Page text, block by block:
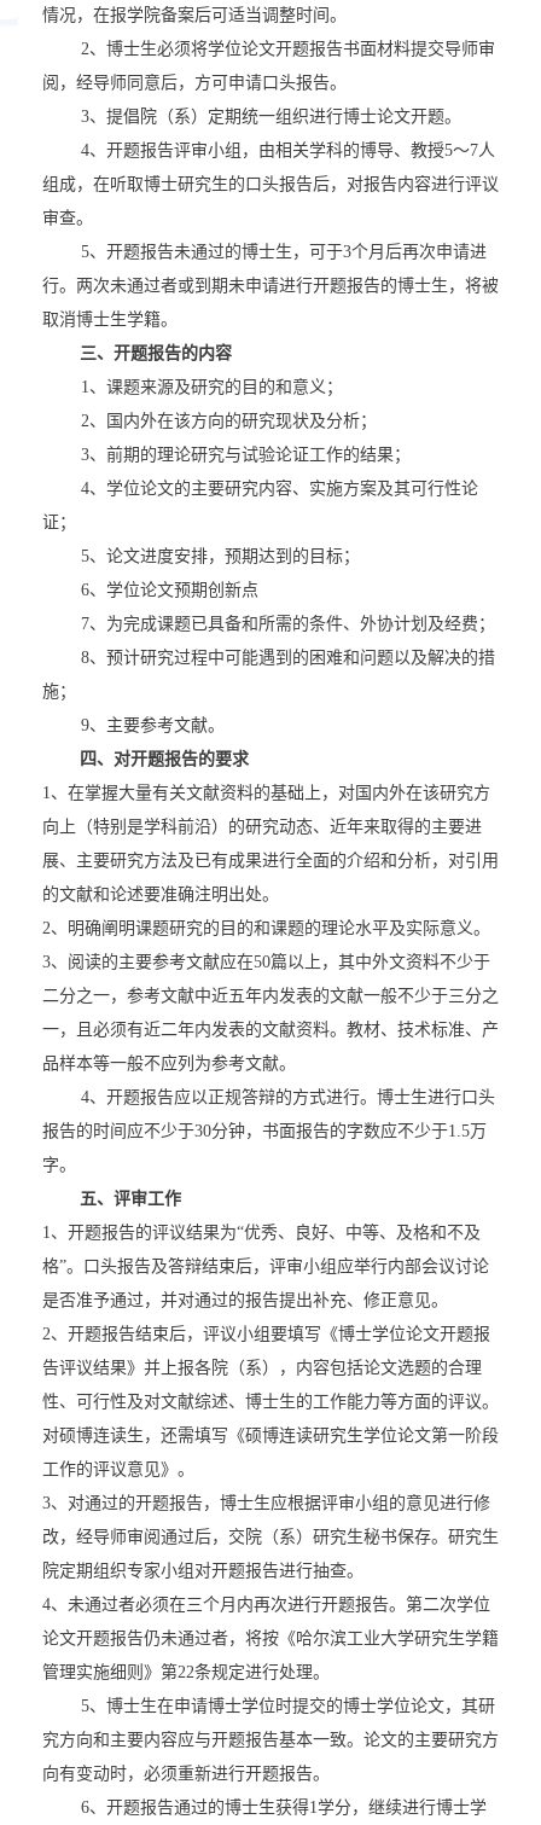
情况，在报学院备案后可适当调整时间。
2、博士生必须将学位论文开题报告书面材料提交导师审
阅，经导师同意后，方可申请口头报告。
3、提倡院（系）定期统一组织进行博士论文开题。
4、开题报告评审小组，由相关学科的博导、教授5～7人
组成，在听取博士研究生的口头报告后，对报告内容进行评议
审查。
5、开题报告未通过的博士生，可于3个月后再次申请进
行。两次未通过者或到期未申请进行开题报告的博士生，将被
取消博士生学籍。
三、开题报告的内容
1、课题来源及研究的目的和意义；
2、国内外在该方向的研究现状及分析；
3、前期的理论研究与试验论证工作的结果；
4、学位论文的主要研究内容、实施方案及其可行性论
证；
5、论文进度安排，预期达到的目标；
6、学位论文预期创新点
7、为完成课题已具备和所需的条件、外协计划及经费；
8、预计研究过程中可能遇到的困难和问题以及解决的措
施；
9、主要参考文献。
四、对开题报告的要求
1、在掌握大量有关文献资料的基础上，对国内外在该研究方
向上（特别是学科前沿）的研究动态、近年来取得的主要进
展、主要研究方法及已有成果进行全面的介绍和分析，对引用
的文献和论述要准确注明出处。
2、明确阐明课题研究的目的和课题的理论水平及实际意义。
3、阅读的主要参考文献应在50篇以上，其中外文资料不少于
二分之一，参考文献中近五年内发表的文献一般不少于三分之
一，且必须有近二年内发表的文献资料。教材、技术标准、产
品样本等一般不应列为参考文献。
4、开题报告应以正规答辩的方式进行。博士生进行口头
报告的时间应不少于30分钟，书面报告的字数应不少于1.5万
字。
五、评审工作
1、开题报告的评议结果为“优秀、良好、中等、及格和不及
格”。口头报告及答辩结束后，评审小组应举行内部会议讨论
是否准予通过，并对通过的报告提出补充、修正意见。
2、开题报告结束后，评议小组要填写《博士学位论文开题报
告评议结果》并上报各院（系），内容包括论文选题的合理
性、可行性及对文献综述、博士生的工作能力等方面的评议。
对硕博连读生，还需填写《硕博连读研究生学位论文第一阶段
工作的评议意见》。
3、对通过的开题报告，博士生应根据评审小组的意见进行修
改，经导师审阅通过后，交院（系）研究生秘书保存。研究生
院定期组织专家小组对开题报告进行抽查。
4、未通过者必须在三个月内再次进行开题报告。第二次学位
论文开题报告仍未通过者，将按《哈尔滨工业大学研究生学籍
管理实施细则》第22条规定进行处理。
5、博士生在申请博士学位时提交的博士学位论文，其研
究方向和主要内容应与开题报告基本一致。论文的主要研究方
向有变动时，必须重新进行开题报告。
6、开题报告通过的博士生获得1学分，继续进行博士学